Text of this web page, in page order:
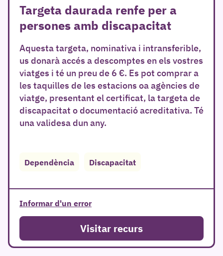
Targeta daurada renfe per a
persones amb discapacitat
Aquesta targeta, nominativa i intransferible,
us donarà accés a descomptes en els vostres
viatges i té un preu de 6 €. Es pot comprar a
les taquilles de les estacions oa agències de
viatge, presentant el certificat, la targeta de
discapacitat o documentació acreditativa. Té
una validesa dun any.
Dependència Discapacitat
Informar d'un error
Visitar recurs